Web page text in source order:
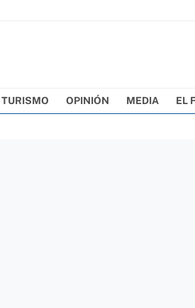
TURISMO OPINIÓN MEDIA EL